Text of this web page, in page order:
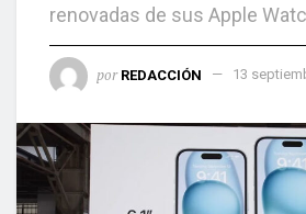
renovadas de sus Apple
por REDACCIÓN 13